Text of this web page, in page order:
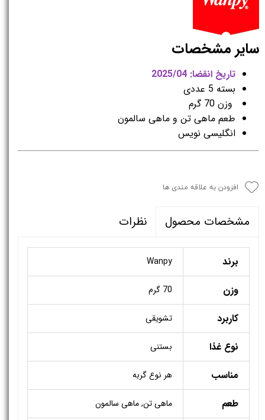
سایر مشخصات
تاریخ انقضا: 2025/04
بسته 5 عددی
وزن 70 گرم
طعم ماهی تن و ماهی سالمون
انگلیسی نویس
افزودن به علاقه مندی ها
مشخصات محصول نظرات
برند Wanpy
وزن 70 گرم
کاربرد تشویقی
نوع غذا بستنی
مناسب هر نوع گربه
طعم ماهی تن, ماهی سالمون